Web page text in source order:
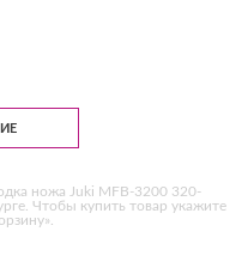
ножа Juki MFB-3200 320-
Чтобы купить товар укажите